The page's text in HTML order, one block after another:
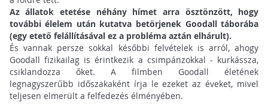
Az állatok etetése néhány hímet arra ösztönzött, hogy
további élelem után kutatva betörjenek Goodall táborába
(egy etető felállításával ez a probléma aztán elhárult).
És vannak persze sokkal későbbi felvételek is arról, ahogy
Goodall fizikailag is érintkezik a csimpánzokkal - kurkássza,
csiklandozza őket. A filmben Goodall életének
legnagyszerűbb időszakaként írja le ezeket az éveket, mivel
teljesen elmerült a felfedezés élményében.